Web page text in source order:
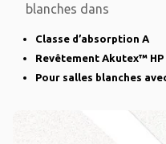
blanches dans
Classe d’absorption A
Revêtement Akutex™
Pour salles blanches